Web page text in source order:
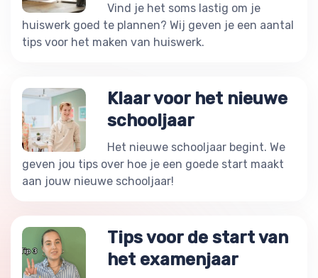
Vind je het soms lastig om je
huiswerk goed te plannen? Wij geven je een aantal
tips voor het maken van huiswerk.
Klaar voor het nieuwe
schooljaar
Het nieuwe schooljaar begint. We
geven jou tips over hoe je een goede start maakt
aan jouw nieuwe schooljaar!
Tips voor de start van
het examenjaar